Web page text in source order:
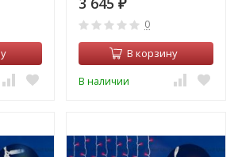
₽
0
В корзину
В наличии